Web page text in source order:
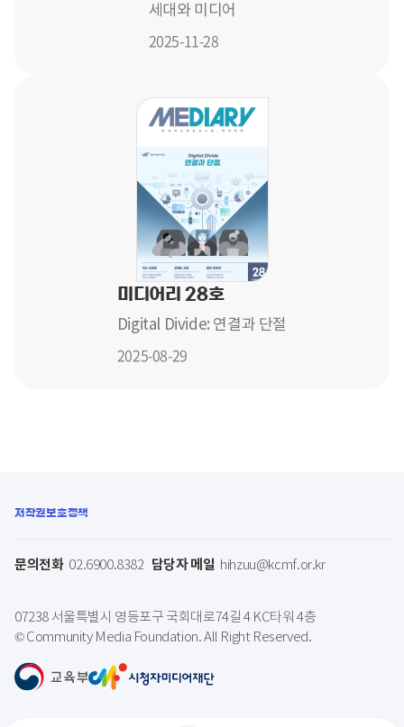
세대와 미디어
2025-11-28
미디어리 28호
Digital Divide: 연결과 단절
2025-08-29
저작권보호정책
문의전화 02.6900.8382 담당자 메일 hihzuu@kcmf.or.kr
07238 서울특별시 영등포구 국회대로74길 4 KC타워 4층
© Community Media Foundation. All Right Reserved.